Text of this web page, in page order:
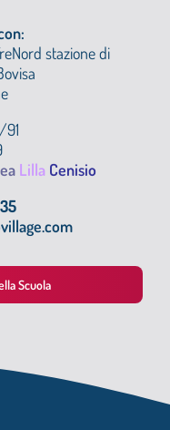
stazione di
Lilla Cenisio
Scuola